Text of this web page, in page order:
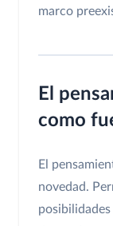
marco
El
como
El
novedad.